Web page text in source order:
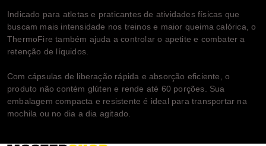
Indicado para atletas e praticantes de atividades físicas que
buscam mais intensidade nos treinos e maior queima calórica, o
ThermoFire também ajuda a controlar o apetite e combater a
retenção de líquidos.
Com cápsulas de liberação rápida e absorção eficiente, o
produto não contém glúten e rende até 60 porções. Sua
embalagem compacta e resistente é ideal para transportar na
mochila ou no dia a dia agitado.